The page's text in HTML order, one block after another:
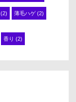
(2) 薄毛ハゲ(2)
香り (2)